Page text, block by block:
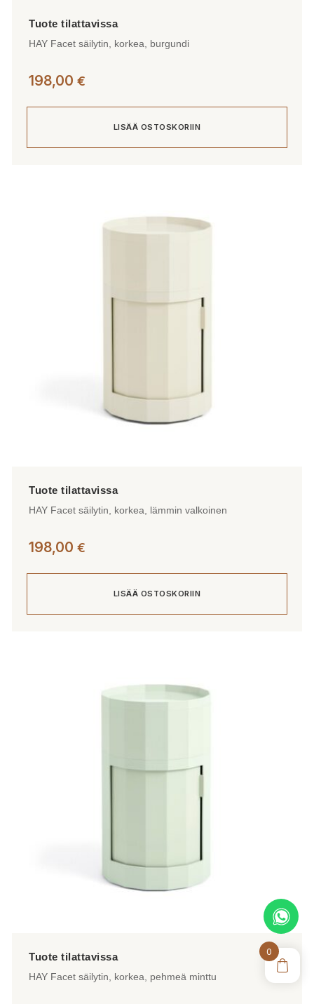
HAY Facet säilytin, korkea, burgundi
198,00 €
LISÄÄ OSTOSKORIIN
HAY Facet säilytin, korkea, lämmin valkoinen
198,00 €
LISÄÄ OSTOSKORIIN
HAY Facet säilytin, korkea, pehmeä minttu
0